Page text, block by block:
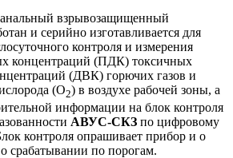
взрывозащищенный
и серийно изготавливается для
контроля и измерения
концентраций (ПДК) токсичных
(ДВК) горючих газов и
(O2) в воздухе рабочей зоны, а
информации на блок контроля
АВУС-СКЗ по цифровому
контроля опрашивает прибор и о
срабатывании по порогам.